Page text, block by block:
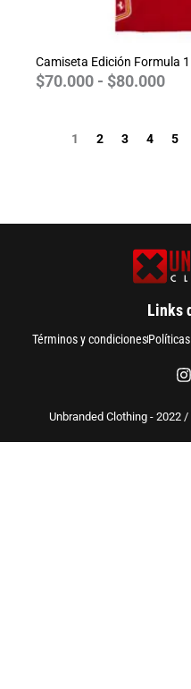
Camiseta Edición Formula
$70.000 - $80.000
1 2 3 4 5
Links
Términos y condiciones
Unbranded Clothing - 2022